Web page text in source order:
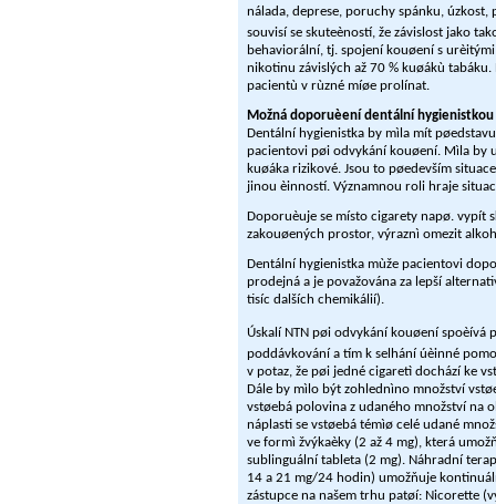
nálada, deprese, poruchy spánku, úzkost,
souvisí se skuteèností, že závislost jako
behaviorální, tj. spojení kouøení s
nikotinu závislých až 70 % kuøákù
pacientù v rùzné míøe prolínat.
Možná doporuèení dentální hygienistkou
Dentální hygienistka by mìla mít
pacientovi pøi odvykání kouøení. Mìla by
kuøáka rizikové. Jsou to pøedevším
jinou èinností. Významnou roli hraje
Doporuèuje se místo cigarety napø. vypít
zakouøených prostor, výraznì omezit
Dentální hygienistka mùže pacientovi
prodejná a je považována za lepší
tisíc dalších chemikálií).
Úskalí NTN pøi odvykání kouøení spoèívá
poddávkování a tím k selhání úèinné
v potaz, že pøi jedné cigaretì dochází ke
Dále by mìlo být zohlednìno množství
vstøebá polovina z udaného množství na
náplasti se vstøebá témìø celé udané
ve formì žvýkaèky (2 až 4 mg), která
sublinguální tableta (2 mg). Náhradní
14 a 21 mg/24 hodin) umožňuje
zástupce na našem trhu patøí: Nicorette